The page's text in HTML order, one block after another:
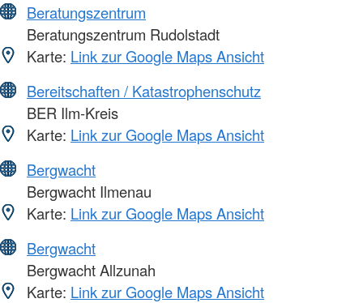
Beratungszentrum
Beratungszentrum Rudolstadt
Karte: Link zur Google Maps Ansicht
Bereitschaften / Katastrophenschutz
BER Ilm-Kreis
Karte: Link zur Google Maps Ansicht
Bergwacht
Bergwacht Ilmenau
Karte: Link zur Google Maps Ansicht
Bergwacht
Bergwacht Allzunah
Karte: Link zur Google Maps Ansicht